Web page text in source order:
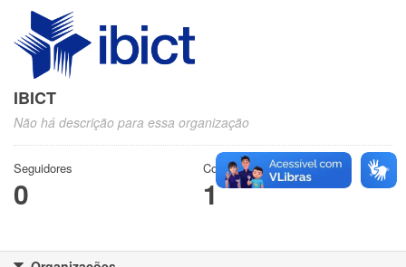
IBICT
Não há descrição para essa organização
Seguidores
0
Conjuntos de dados
1